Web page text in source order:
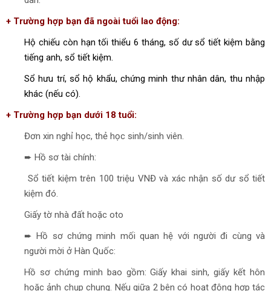
+ Trường hợp bạn đã ngoài tuổi lao động:
Hộ chiếu còn hạn tối thiểu 6 tháng, số dư sổ tiết kiệm bằng
tiếng anh, sổ tiết kiệm.
Sổ hưu trí, sổ hộ khẩu, chứng minh thư nhân dân, thu nhập
khác (nếu có).
+ Trường hợp bạn dưới 18 tuổi:
Đơn xin nghỉ học, thẻ học sinh/sinh viên.
➨ Hồ sơ tài chính:
Sổ tiết kiệm trên 100 triệu VNĐ và xác nhận số dư sổ tiết
kiệm đó.
Giấy tờ nhà đất hoặc oto
➨ Hồ sơ chứng minh mối quan hệ với người đi cùng và
người mời ở Hàn Quốc:
Hồ sơ chứng minh bao gồm: Giấy khai sinh, giấy kết hôn
hoặc ảnh chụp chung. Nếu giữa 2 bên có hoạt động hợp tác